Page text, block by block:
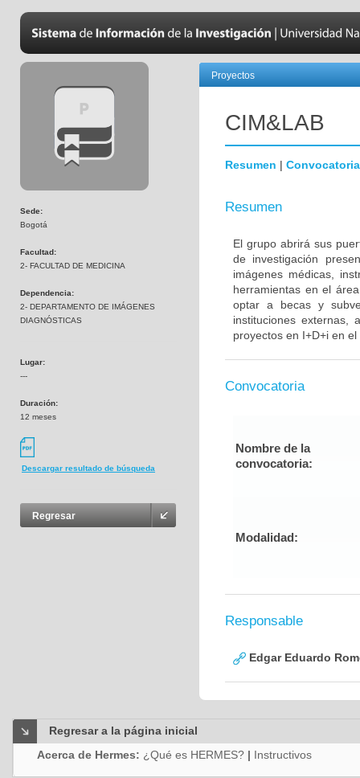
Sede:
Bogotá
Facultad:
2- FACULTAD DE MEDICINA
Dependencia:
2- DEPARTAMENTO DE IMÁGENES
DIAGNÓSTICAS
Lugar:
---
Duración:
12 meses
Descargar resultado de búsqueda
Regresar
Proyectos
CIM&LAB
Resumen | Convocatoria
Resumen
El grupo abrirá sus
de investigación
imágenes médicas,
herramientas en el
optar a becas y
instituciones externas,
proyectos en I+D+i en
Convocatoria
Nombre de la
convocatoria:
Modalidad:
Responsable
Edgar Eduardo
Regresar a la página inicial
Acerca de Hermes: ¿Qué es HERMES? | Instructivos